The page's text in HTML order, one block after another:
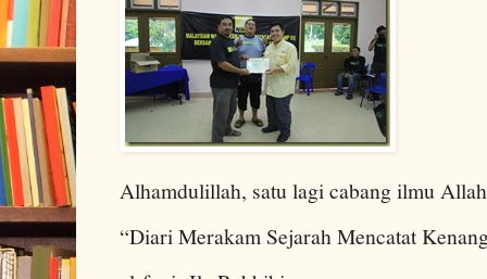
Alhamdulillah, satu lagi cabang ilmu
“Diari Merakam Sejarah Mencatat